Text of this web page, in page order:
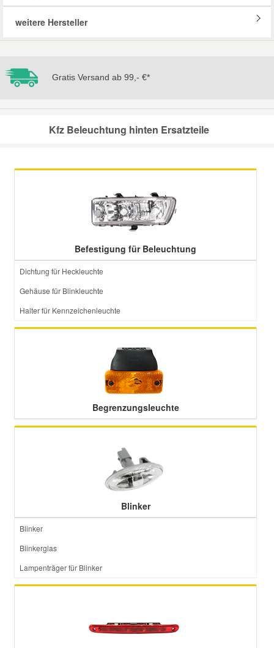
weitere Hersteller
Gratis Versand ab 99,- €*
Kfz Beleuchtung hinten Ersatzteile
Befestigung für Beleuchtung
Dichtung für Heckleuchte
Gehäuse für Blinkleuchte
Halter für Kennzeichenleuchte
Begrenzungsleuchte
Blinker
Blinker
Blinkerglas
Lampenträger für Blinker
Mazda Ersatzteile
Mitsubishi Ersatzteile
Nissan Ersatzteile
Porsche Ersatzteile
Skoda Ersatzteile
Smart Ersatzteile
Toyota Ersatzteile
Vauxhall Ersatzteile